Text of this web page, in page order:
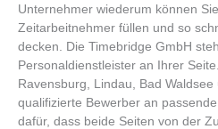
Unternehmer wiederum können
Zeitarbeitnehmer füllen und so
decken. Die Timebridge GmbH
Personaldienstleister an Ihrer
Ravensburg, Lindau, Bad
qualifizierte Bewerber an
dafür, dass beide Seiten von der